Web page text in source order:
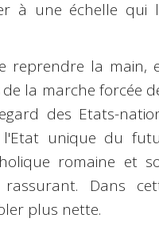
à une échelle qui
reprendre la main,
la marche forcée
des Etats-
unique du
romaine et
Dans
plus nette.